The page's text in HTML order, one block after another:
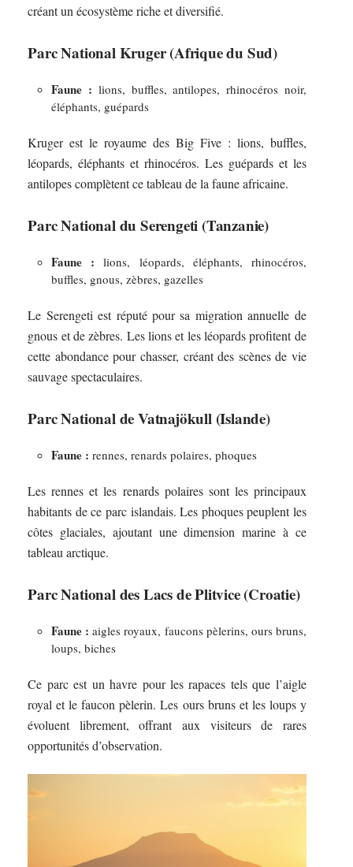
créant un écosystème riche et diversifié.
Parc National Kruger (Afrique du Sud)
Faune : lions, buffles, antilopes, rhinocéros noir,
éléphants, guépards
Kruger est le royaume des Big Five : lions, buffles,
léopards, éléphants et rhinocéros. Les guépards et les
antilopes complètent ce tableau de la faune africaine.
Parc National du Serengeti (Tanzanie)
Faune : lions, léopards, éléphants, rhinocéros,
buffles, gnous, zèbres, gazelles
Le Serengeti est réputé pour sa migration annuelle de
gnous et de zèbres. Les lions et les léopards profitent de
cette abondance pour chasser, créant des scènes de vie
sauvage spectaculaires.
Parc National de Vatnajökull (Islande)
Faune : rennes, renards polaires, phoques
Les rennes et les renards polaires sont les principaux
habitants de ce parc islandais. Les phoques peuplent les
côtes glaciales, ajoutant une dimension marine à ce
tableau arctique.
Parc National des Lacs de Plitvice (Croatie)
Faune : aigles royaux, faucons pèlerins, ours bruns,
loups, biches
Ce parc est un havre pour les rapaces tels que l’aigle
royal et le faucon pèlerin. Les ours bruns et les loups y
évoluent librement, offrant aux visiteurs de rares
opportunités d’observation.